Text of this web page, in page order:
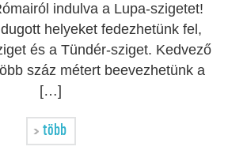
indulva a Lupa-szigetet!
helyeket fedezhetünk fel,
és a Tündér-sziget. Kedvező
száz métert beevezhetünk a
[…]
több